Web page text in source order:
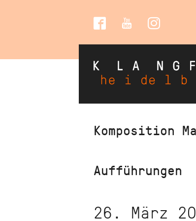
Social
Komposition
Aufführungen
26. März